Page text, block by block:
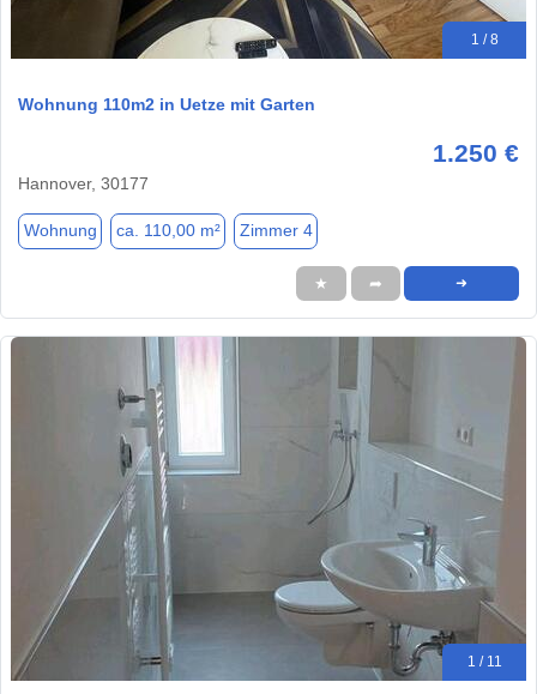
1 / 8
Wohnung 110m2 in Uetze mit Garten
1.250 €
Hannover, 30177
Wohnung ca. 110,00 m² Zimmer 4
★ ➦ ➜
1 / 11